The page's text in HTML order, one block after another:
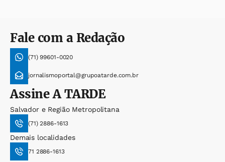
Fale com a Redação
(71) 99601-0020
jornalismoportal@grupoatarde.com.br
AssineA TARDE
Salvador e Região Metropolitana
(71) 2886-1613
Demais localidades
71 2886-1613